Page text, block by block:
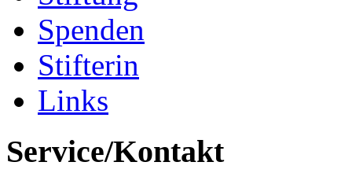
Spenden
Stifterin
Links
Service/Kontakt